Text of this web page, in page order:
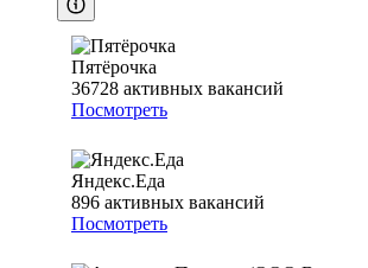
Пятёрочка
36728 активных вакансий
Посмотреть
Яндекс.Еда
896 активных вакансий
Посмотреть